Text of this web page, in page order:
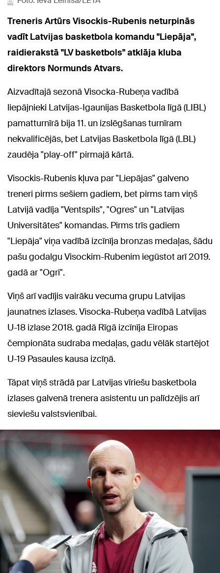
Treneris Artūrs Visockis-Rubenis neturpinās
vadīt Latvijas basketbola komandu "Liepāja",
raidierakstā "LV basketbols" atklāja kluba
direktors Normunds Atvars.
Aizvadītajā sezonā Visocka-Rubeņa vadībā
liepājnieki Latvijas-Igaunijas Basketbola līgā (LIBL)
pamatturnīrā bija 11. un izslēgšanas turnīram
nekvalificējās, bet Latvijas Basketbola līgā (LBL)
zaudēja "play-off" pirmajā kārtā.
Visockis-Rubenis kļuva par "Liepājas" galveno
treneri pirms sešiem gadiem, bet pirms tam viņš
Latvijā vadīja "Ventspils", "Ogres" un "Latvijas
Universitātes" komandas. Pirms trīs gadiem
"Liepāja" viņa vadībā izcīnīja bronzas medaļas, šādu
pašu godalgu Visockim-Rubenim iegūstot arī 2019.
gadā ar "Ogri".
Viņš arī vadījis vairāku vecuma grupu Latvijas
jaunatnes izlases. Visocka-Rubeņa vadībā Latvijas
U-18 izlase 2018. gadā Rīgā izcīnīja Eiropas
čempionāta sudraba medaļas, gadu vēlāk startējot
U-19 Pasaules kausa izcīņā.
Tāpat viņš strādā par Latvijas vīriešu basketbola
izlases galvenā trenera asistentu un palīdzējis arī
sieviešu valstsvienībai.